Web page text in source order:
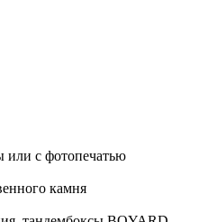
с фотопечатью
камня